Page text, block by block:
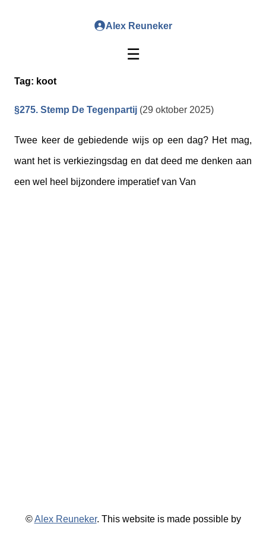
Alex Reuneker
☰
Tag: koot
§275. Stemp De Tegenpartij (29 oktober 2025)
Twee keer de gebiedende wijs op een dag? Het mag,
want het is verkiezingsdag en dat deed me denken aan
een wel heel bijzondere imperatief van Van
©Alex Reuneker. This website is made possible by